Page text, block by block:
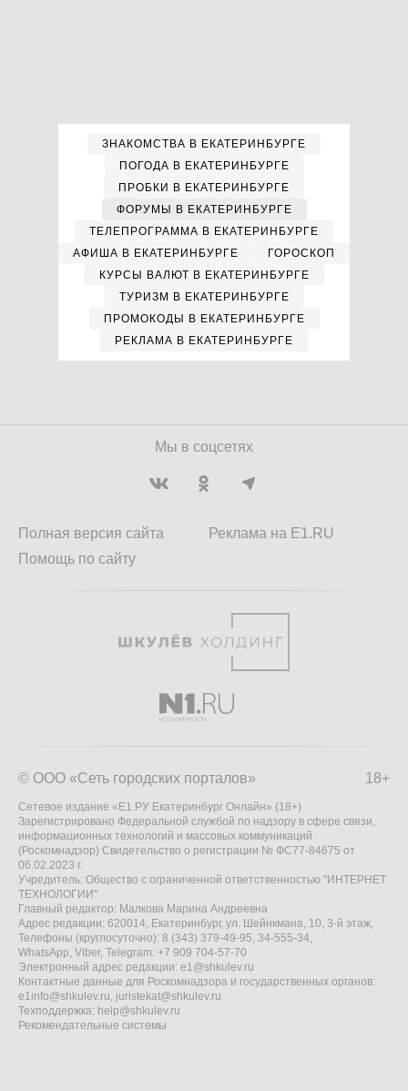
ЗНАКОМСТВА В ЕКАТЕРИНБУРГЕ
ПОГОДА В ЕКАТЕРИНБУРГЕ
ПРОБКИ В ЕКАТЕРИНБУРГЕ
ФОРУМЫ В ЕКАТЕРИНБУРГЕ
ТЕЛЕПРОГРАММА В ЕКАТЕРИНБУРГЕ
АФИША В ЕКАТЕРИНБУРГЕ
ГОРОСКОП
КУРСЫ ВАЛЮТ В ЕКАТЕРИНБУРГЕ
ТУРИЗМ В ЕКАТЕРИНБУРГЕ
ПРОМОКОДЫ В ЕКАТЕРИНБУРГЕ
РЕКЛАМА В ЕКАТЕРИНБУРГЕ
Мы в соцсетях
Полная версия сайта
Помощь по сайту
Реклама на E1.RU
18+
© ООО «Сеть городских порталов»
Сетевое издание «Е1.РУ Екатеринбург Онлайн» (18+)
Зарегистрировано Федеральной службой по надзору в сфере связи,
информационных технологий и массовых коммуникаций
(Роскомнадзор) Свидетельство о регистрации № ФС77-84675 от
06.02.2023 г.
Учредитель: Общество с ограниченной ответственностью "ИНТЕРНЕТ
ТЕХНОЛОГИИ"
Главный редактор: Малкова Марина Андреевна
Адрес редакции: 620014, Екатеринбург, ул. Шейнкмана, 10, 3-й этаж,
Телефоны (круглосуточно): 8 (343) 379-49-95, 34-555-34,
WhatsApp, Viber, Telegram: +7 909 704-57-70
Электронный адрес редакции: e1@shkulev.ru
Контактные данные для Роскомнадзора и государственных органов:
e1info@shkulev.ru, juristekat@shkulev.ru
Техподдержка: help@shkulev.ru
Рекомендательные системы